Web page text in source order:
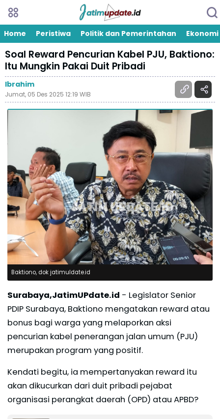
Home Peristiwa Politik dan Pemerintahan Ekonomi
Soal Reward Pencurian Kabel PJU, Baktiono:
Itu Mungkin Pakai Duit Pribadi
Ibrahim
Jumat, 05 Des 2025 12:19 WIB
Baktiono, dok jatimuldate.id
Surabaya,JatimUPdate.id - Legislator Senior
PDIP Surabaya, Baktiono mengatakan reward atau
bonus bagi warga yang melaporkan aksi
pencurian kabel penerangan jalan umum (PJU)
merupakan program yang positif.
Kendati begitu, ia mempertanyakan reward itu
akan dikucurkan dari duit pribadi pejabat
organisasi perangkat daerah (OPD) atau APBD?